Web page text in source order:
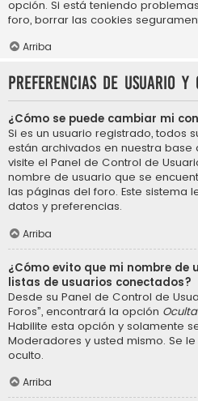
opción. Si está teniendo
foro, borrar las cookies
Arriba
Preferencias de usuario y
¿Cómo se puede cambiar mi
Si es un usuario registrado, todos
están archivados en nuestra base
visite el Panel de Control de
nombre de usuario que se
las páginas del foro. Este sistema
datos y preferencias.
Arriba
¿Cómo evito que mi nombre de
listas de usuarios conectados?
Desde su Panel de Control de
Foros”, encontrará la opción
Habilite esta opción y solamente
Moderadores y usted mismo. Se
oculto.
Arriba